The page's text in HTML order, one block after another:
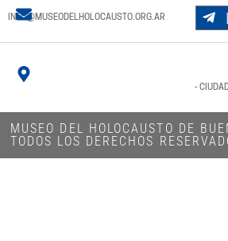
INFO@MUSEODELHOLOCAUSTO.ORG.AR
-
MUSEO DEL HOLOCAUSTO DE
TODOS LOS DERECHOS